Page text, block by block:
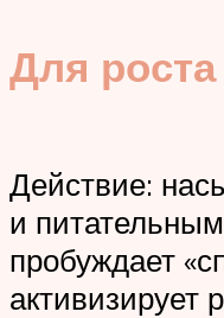
Для
Действие:
и
пробуждает
активизирует